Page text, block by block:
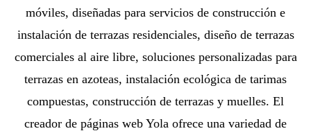
móviles, diseñadas para servicios de construcción e
instalación de terrazas residenciales, diseño de terrazas
comerciales al aire libre, soluciones personalizadas para
terrazas en azoteas, instalación ecológica de tarimas
compuestas, construcción de terrazas y muelles. El
creador de páginas web Yola ofrece una variedad de